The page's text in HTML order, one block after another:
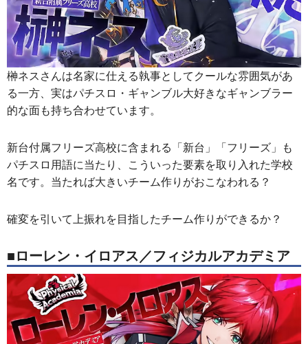
榊ネスさんは名家に仕える執事としてクールな雰囲気があ
る一方、実はパチスロ・ギャンブル大好きなギャンブラー
的な面も持ち合わせています。
新台付属フリーズ高校に含まれる「新台」「フリーズ」も
パチスロ用語に当たり、こういった要素を取り入れた学校
名です。当たれば大きいチーム作りがおこなわれる？
確変を引いて上振れを目指したチーム作りができるか？
■ローレン・イロアス／フィジカルアカデミア